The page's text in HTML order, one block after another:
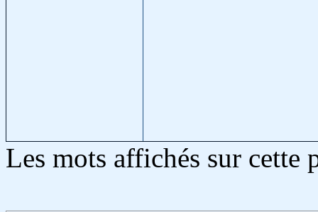
Les mots affichés sur cette